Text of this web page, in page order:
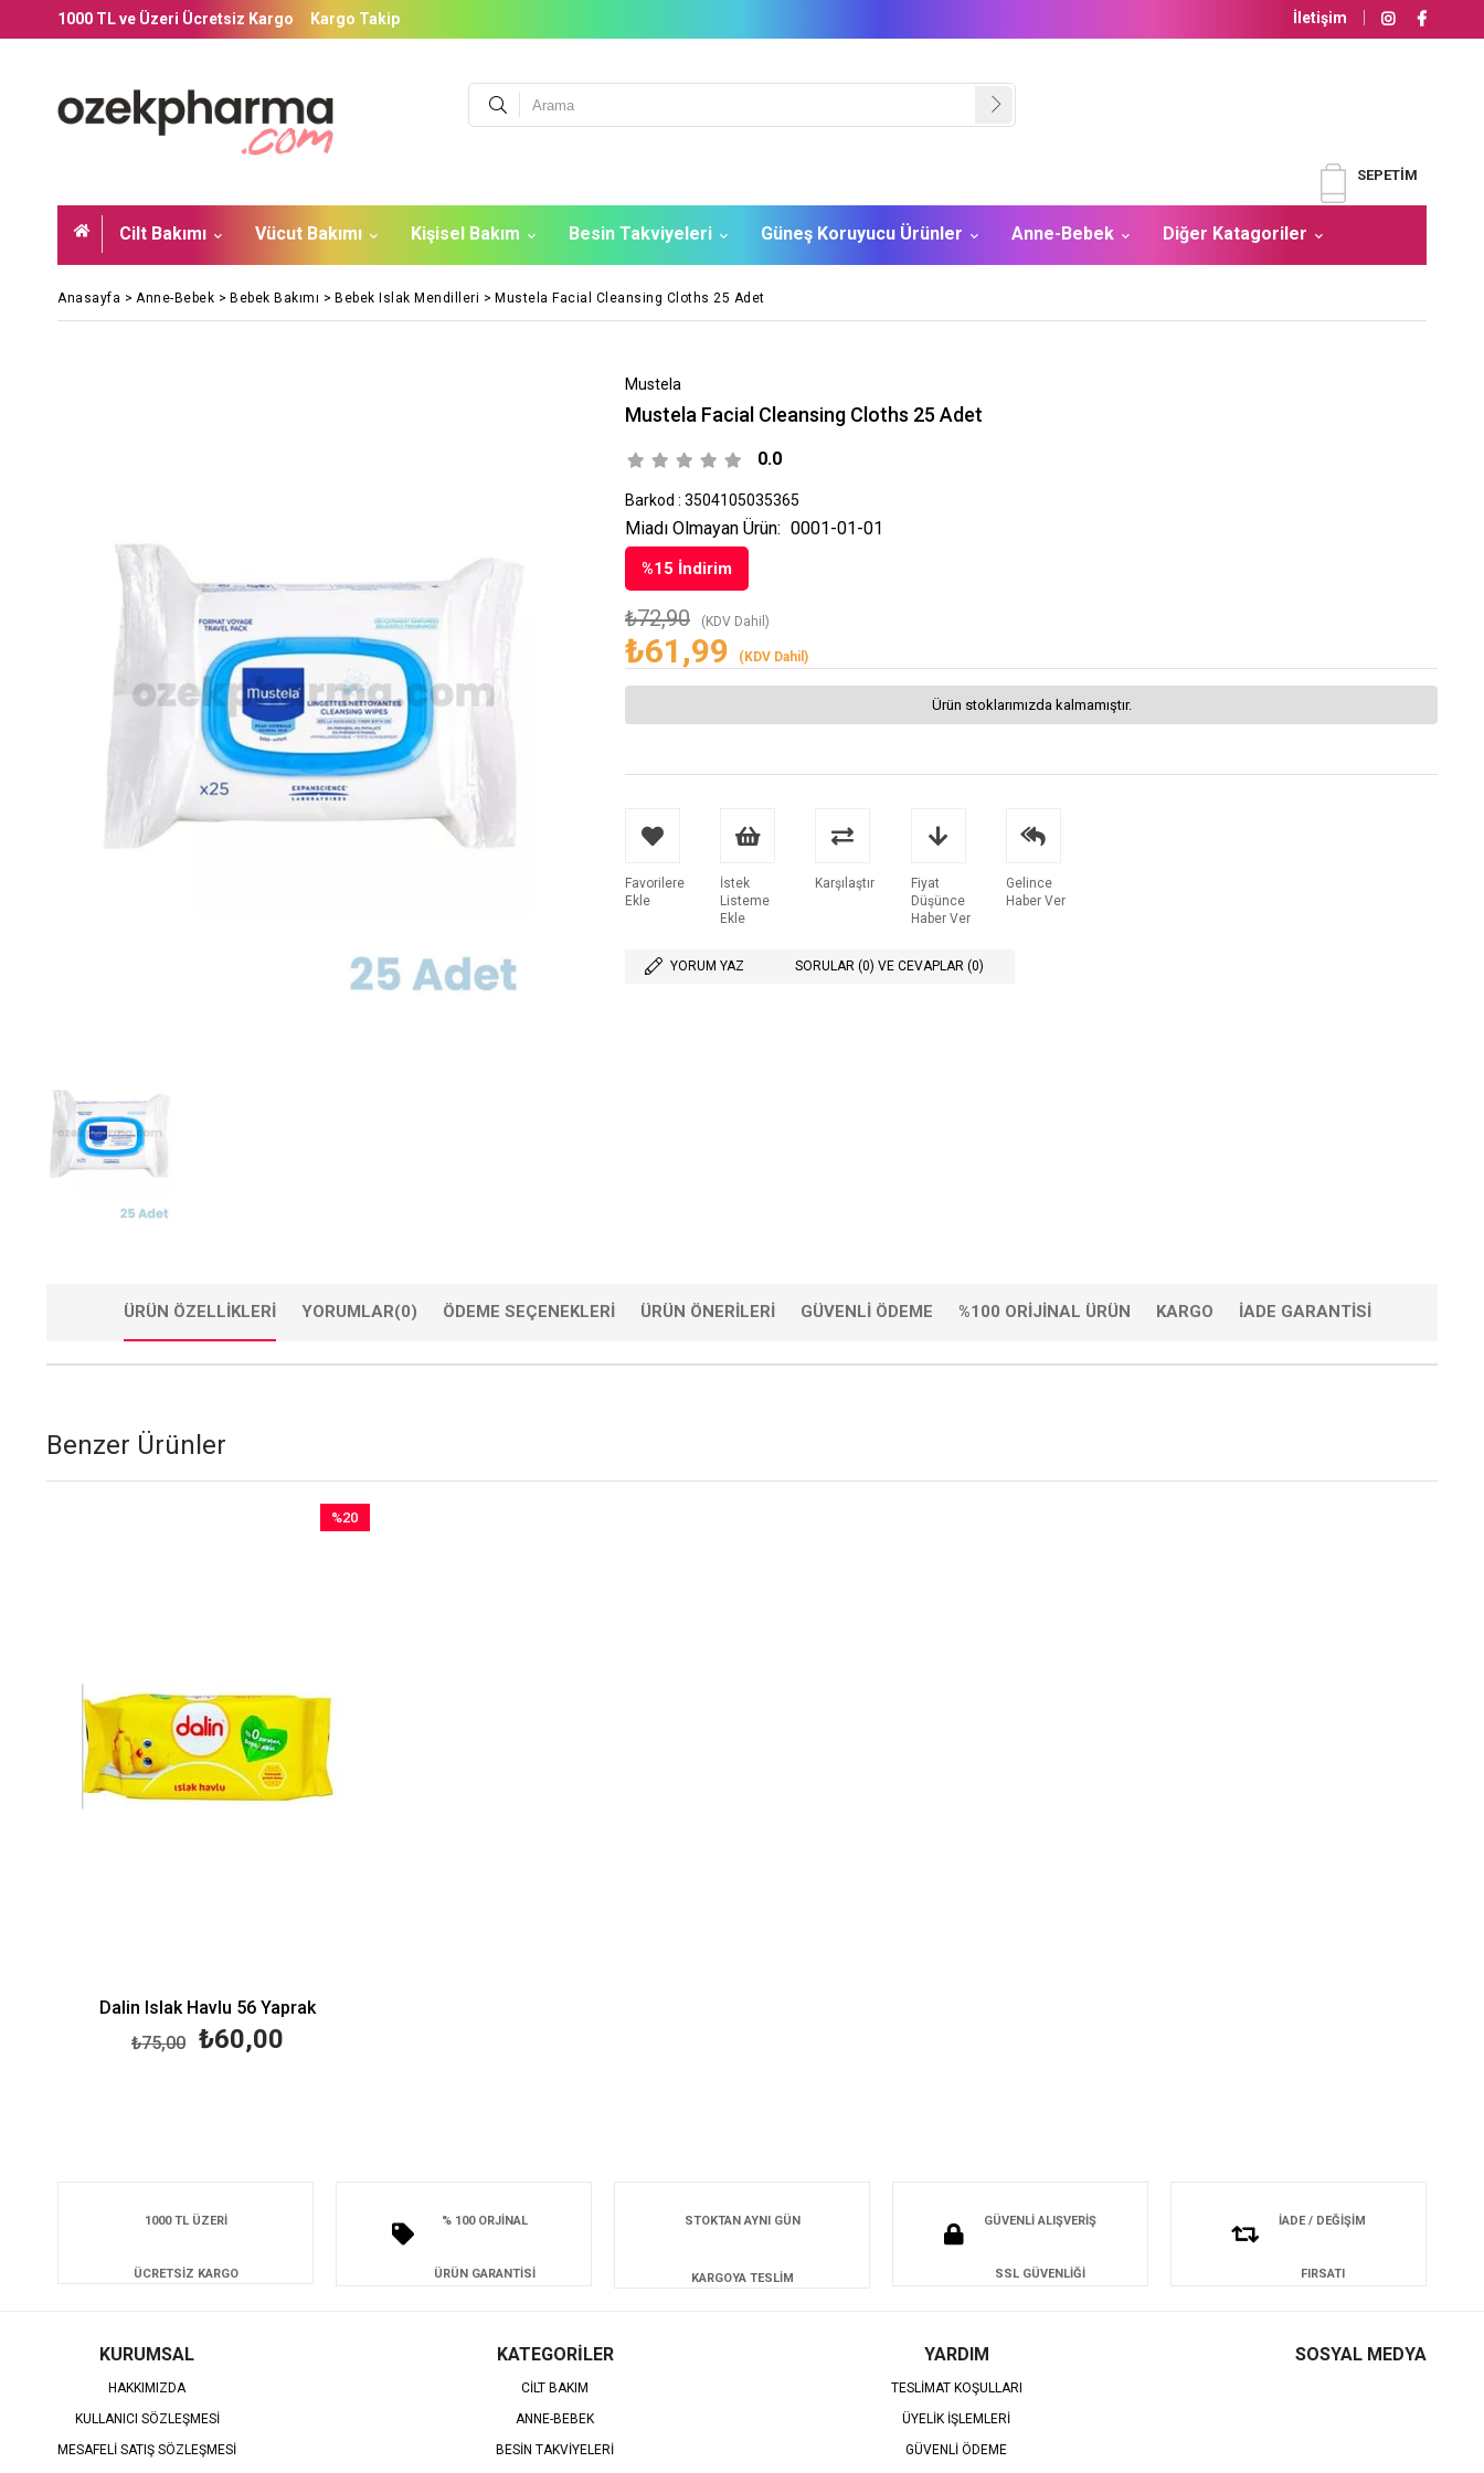
1000 TL ve Üzeri Ücretsiz Kargo Kargo Takip İletişim
SEPETIM
Cilt Bakımı Vücut Bakımı Kişisel Bakım Besin Takviyeleri Güneş Koruyucu Ürünler Anne-Bebek Diğer Katagoriler
Anasayfa > Anne-Bebek > Bebek Bakımı > Bebek Islak Mendilleri > Mustela Facial Cleansing Cloths 25 Adet
Mustela
Mustela Facial Cleansing Cloths 25 Adet
0.0
Barkod : 3504105035365
%15 İndirim
₺72,90 (KDV Dahil)
₺61,99 (KDV Dahil)
Miadı Olmayan Ürün: 0001-01-01
Ürün stoklarımızda kalmamıştır.
Favorilere
Ekle
İstek
Listeme
Ekle
Karşılaştır
Fiyat
Düşünce
Haber Ver
Gelince
Haber Ver
YORUM YAZ SORULAR (0) VE CEVAPLAR (0)
ÜRÜN ÖZELLIKLERI YORUMLAR(0) ÖDEME SEÇENEKLERI ÜRÜN ÖNERILERI GÜVENLI ÖDEME %100 ORIJINAL ÜRÜN KARGO İADE GARANTISI
Benzer Ürünler
Dalin Islak Havlu 56 Yaprak
₺60,00
₺75,00
%20
1000 TL ÜZERİ
ÜCRETSİZ KARGO
% 100 ORJİNAL
ÜRÜN GARANTİSİ
STOKTAN AYNI GÜN
KARGOYA TESLİM
GÜVENLİ ALIŞVERİŞ
SSL GÜVENLİĞİ
İADE / DEĞİŞİM
FIRSATI
KURUMSAL
HAKKIMIZDA
KULLANICI SÖZLEŞMESİ
MESAFELİ SATIŞ SÖZLEŞMESİ
KATEGORİLER
CİLT BAKIM
ANNE-BEBEK
BESİN TAKVİYELERİ
YARDIM
TESLİMAT KOŞULLARI
ÜYELİK İŞLEMLERİ
GÜVENLİ ÖDEME
SOSYAL MEDYA